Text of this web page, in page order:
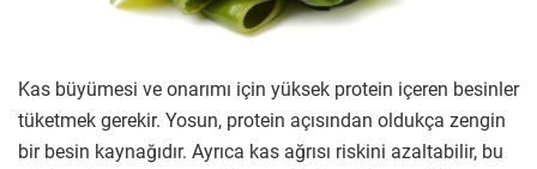
Kas büyümesi ve onarımı için yüksek protein içeren besinler
tüketmek gerekir. Yosun, protein açısından oldukça zengin
bir besin kaynağıdır. Ayrıca kas ağrısı riskini azaltabilir, bu